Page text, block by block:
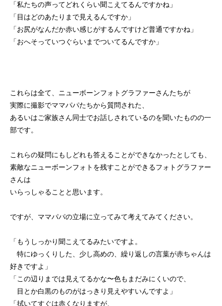
「私たちの声ってどれくらい聞こえてるんですかね」
「目はどのあたりまで見えるんですか」
「お尻がなんだか赤い感じがするんですけど普通ですかね」
「おへそっていつぐらいまでついてるんですか」
これらは全て、ニューボーンフォトグラファーさんたちが
実際に撮影でママパパたちから質問された、
あるいはご家族さん同士でお話しされているのを聞いたものの一
部です。
これらの疑問にもしどれも答えることができなかったとしても、
素敵なニューボーンフォトを残すことができるフォトグラファー
さんは
いらっしゃることと思います。
ですが、ママパパの立場に立ってみて考えてみてください。
「もうしっかり聞こえてるみたいですよ。
特にゆっくりした、少し高めの、繰り返しの言葉が赤ちゃんは
好きですよ」
「この辺りまでは見えてるかな〜色もまだみにくいので、
目とか白黒のものがはっきり見えやすいんですよ」
「拭いてすぐは赤くなりますが、